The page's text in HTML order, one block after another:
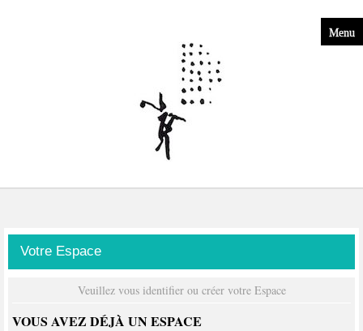
Menu
Votre Espace
Veuillez vous identifier ou créer votre Espace
VOUS AVEZ DÉJÀ UN ESPACE